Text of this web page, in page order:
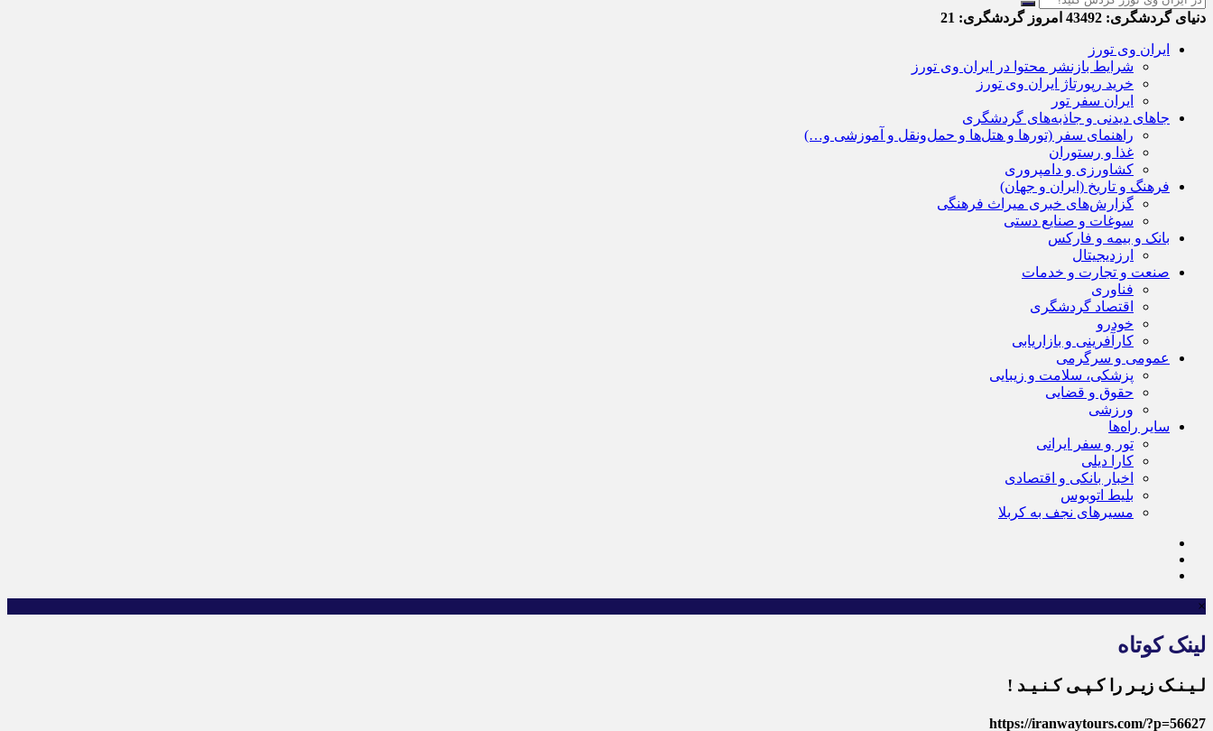
دنیای گردشگری: امروز گردشگری:
ایران وی تورز
شرایط بازنشر محتوا در ایران وی تورز
خرید رپورتاژ ایران وی تورز
ایران سفر تور
جاهای دیدنی و جاذبه‌های گردشگری
راهنمای سفر (تورها و هتل‌ها و حمل‌و‌نقل و آموزشی و…)
غذا و رستوران
کشاورزی و دامپروری
فرهنگ و تاریخ (ایران و جهان)
گزارش‌های خبری میراث فرهنگی
سوغات و صنایع دستی
بانک و بیمه و فارکس
ارزدیجیتال
صنعت و تجارت و خدمات
فناوری
اقتصاد گردشگری
خودرو
کارآفرینی و بازاریابی
عمومی و سرگرمی
پزشکی، سلامت و زیبایی
حقوق و قضایی
ورزشی
سایر راه‌ها
تور و سفر ایرانی
کارا دیلی
اخبار بانکی و اقتصادی
بلیط اتوبوس
مسیرهای نجف به کربلا
×
لینک کوتاه
لـیـنـک زیـر را کـپـی کـنـیـد !
https://iranwaytours.com/?p=56627